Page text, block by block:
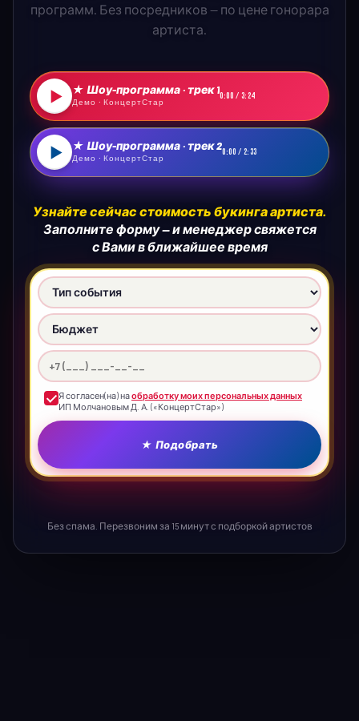
программ. Без посредников — по цене гонорара
артиста.
▶ ★ Шоу-программа · трек 1
Демо · КонцертСтар
0:00 / 3:24
▶ ★ Шоу-программа · трек 2
Демо · КонцертСтар
0:00 / 2:33
Узнайте сейчас стоимость букинга артиста.
Заполните форму — и менеджер свяжется
с Вами в ближайшее время
Тип события
Бюджет
Телефон
Я согласен(на) наобработку моих персональных данных
ИП Молчановым Д. А. («КонцертСтар»)
★ Подобрать
Без спама. Перезвоним за 15 минут с подборкой артистов